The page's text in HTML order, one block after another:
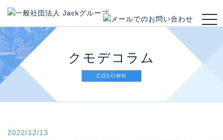
t
o
v
クモデコラム
COLUMN
2022/12/13